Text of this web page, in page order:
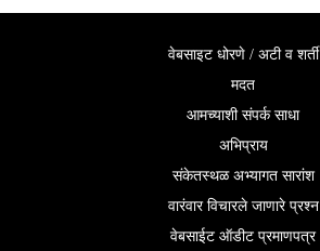
वेबसाइट धोरणे / अटी व शर्ती
मदत
आमच्याशी संपर्क साधा
अभिप्राय
संकेतस्थळ अभ्यागत सारांश
वारंवार विचारले जाणारे प्रश्न
वेबसाईट ऑडीट प्रमाणपत्र